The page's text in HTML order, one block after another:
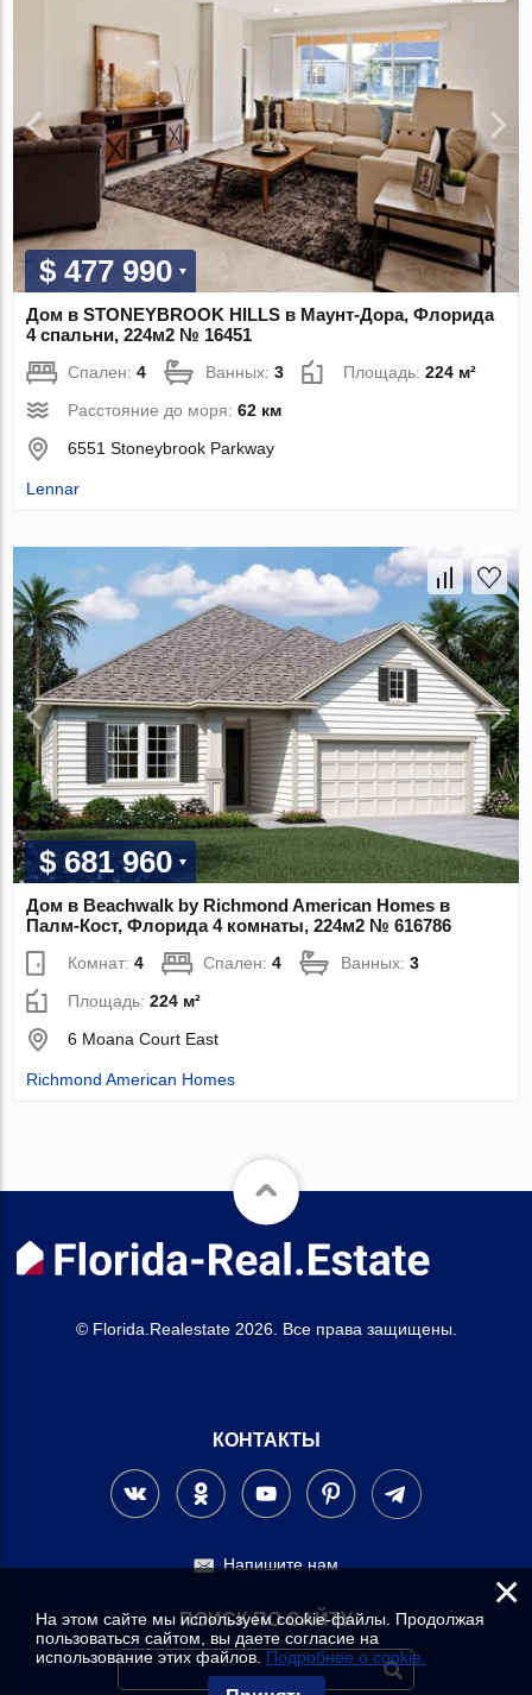
$ 477 990
Дом в STONEYBROOK HILLS в Маунт-Дора, Флорида
4 спальни, 224м2 № 16451
Спален:4 Ванных:3 Площадь:224 м²
Расстояние до моря:62 км
6551 Stoneybrook Parkway
Lennar
$ 681 960
Дом в Beachwalk by Richmond American Homes в
Палм-Кост, Флорида 4 комнаты, 224м2 № 616786
Комнат:4 Спален:4 Ванных:3
Площадь:224 м²
6 Moana Court East
Richmond American Homes
© Florida.Realestate 2026. Все права защищены.
КОНТАКТЫ
Напишите нам
ПОИСК ПО САЙТУ
×
На этом сайте мы используем cookie-файлы. Продолжая
пользоваться сайтом, вы даете согласие на
использование этих файлов. Подробнее о cookie.